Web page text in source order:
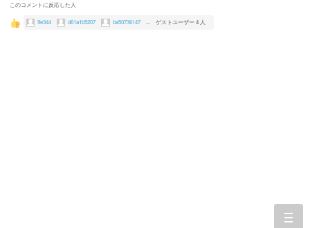
このコメントに反応した人
9e344 d61a1b5207 ba50736147 ゲストユーザー 4 人